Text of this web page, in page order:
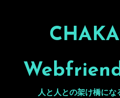
人と人との架け橋にな